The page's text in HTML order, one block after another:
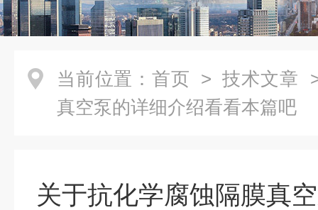
当前位置： 首页 > 技术文章
真空泵的详细介绍看看本篇吧
关于抗化学腐蚀隔膜真